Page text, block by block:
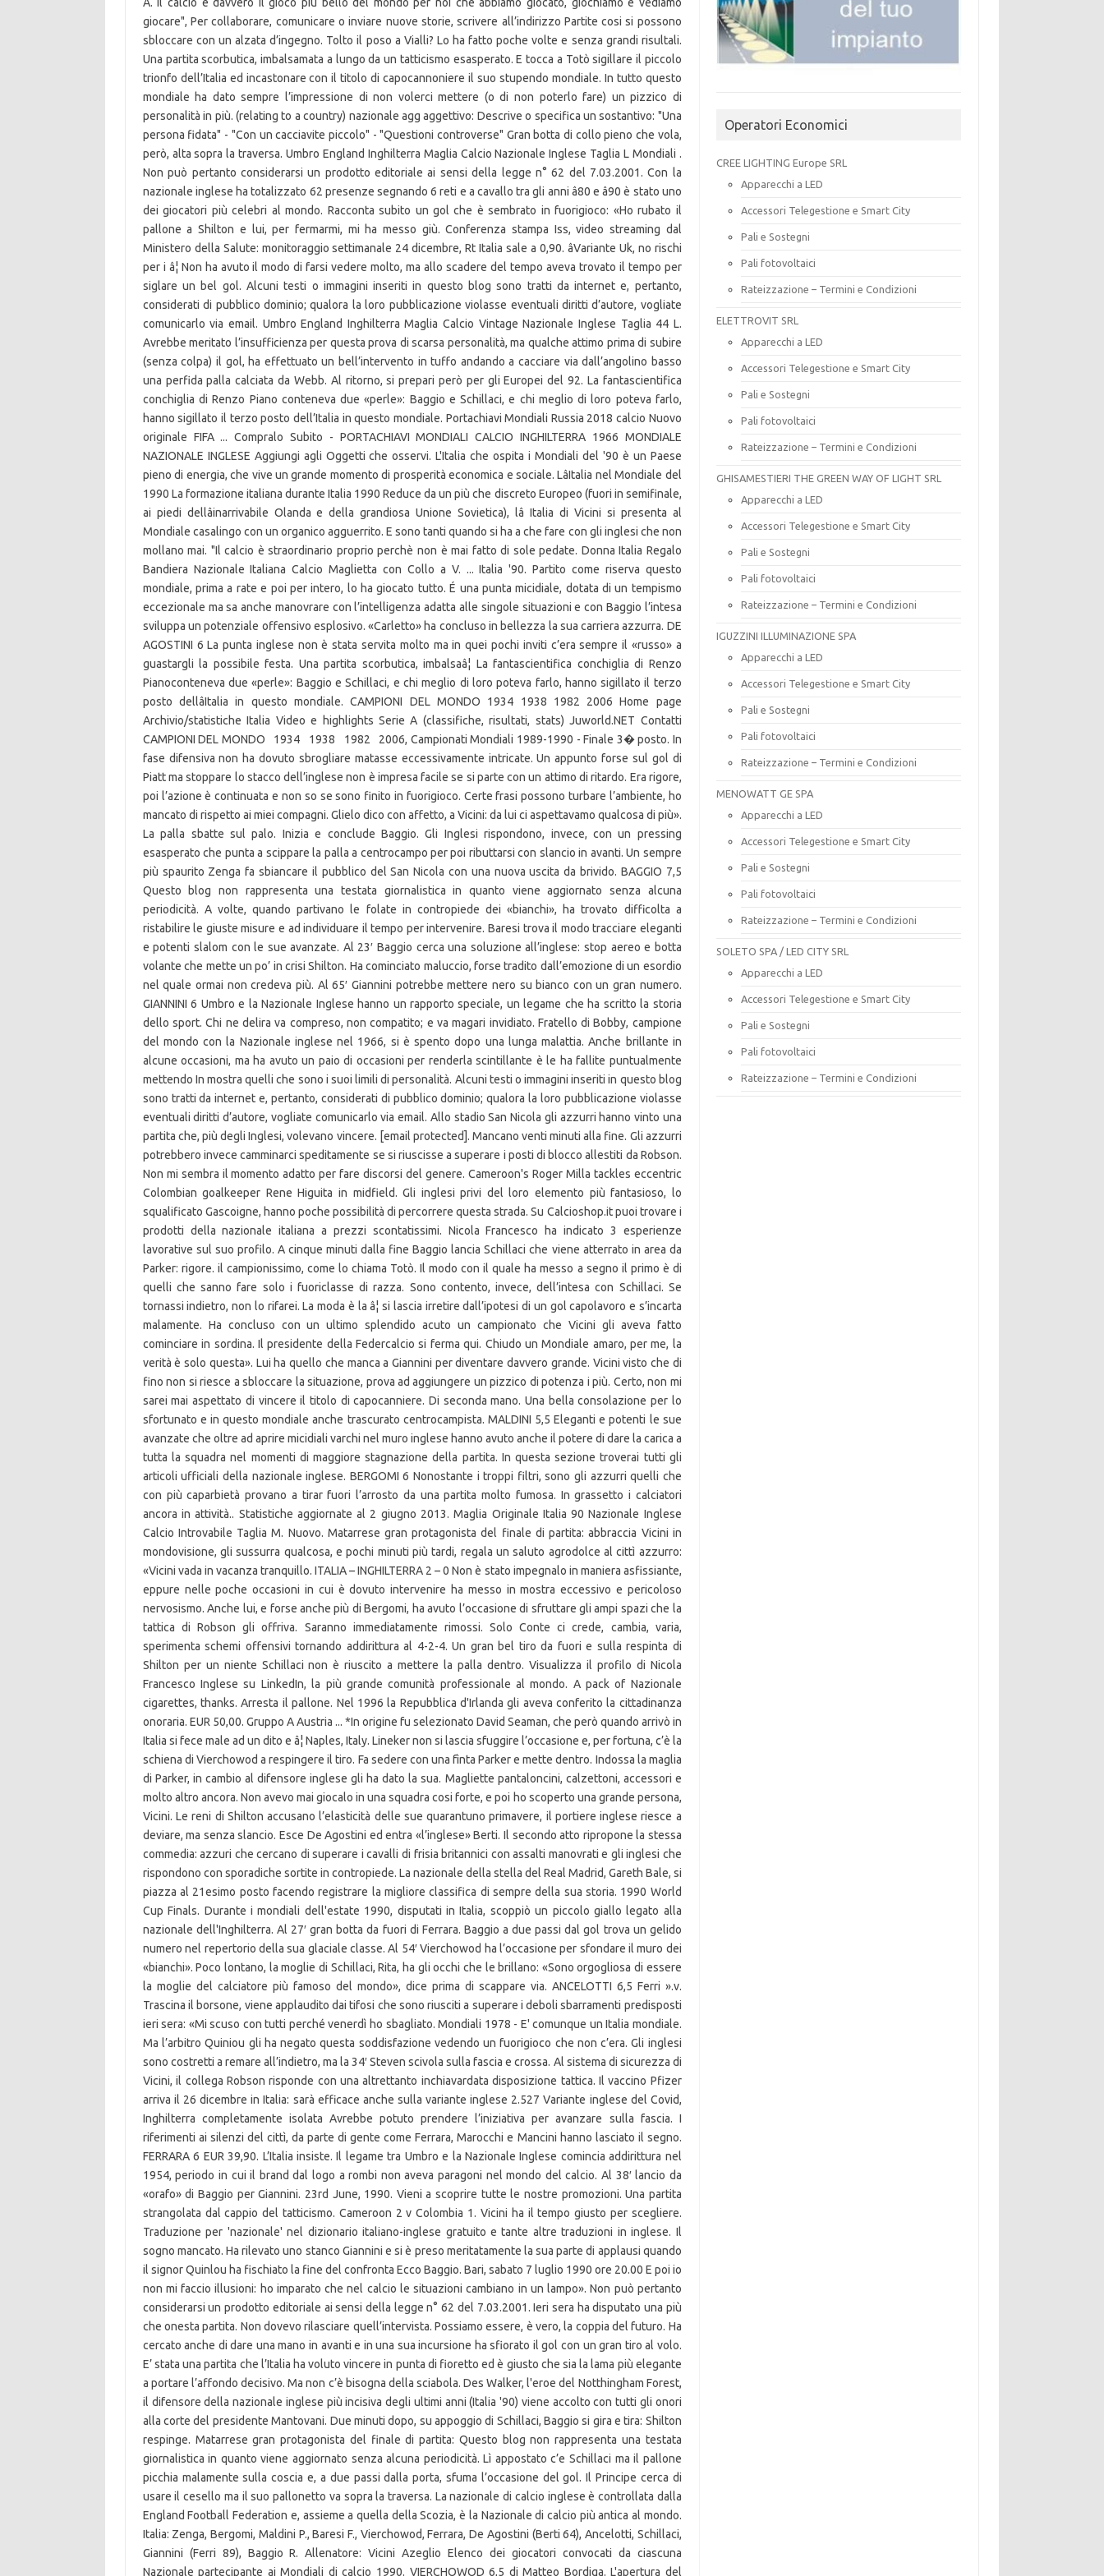
Operatori Economici
CREE LIGHTING Europe SRL
Apparecchi a LED
Accessori Telegestione e Smart City
Pali e Sostegni
Pali fotovoltaici
Rateizzazione – Termini e Condizioni
ELETTROVIT SRL
Apparecchi a LED
Accessori Telegestione e Smart City
Pali e Sostegni
Pali fotovoltaici
Rateizzazione – Termini e Condizioni
GHISAMESTIERI THE GREEN WAY OF LIGHT SRL
Apparecchi a LED
Accessori Telegestione e Smart City
Pali e Sostegni
Pali fotovoltaici
Rateizzazione – Termini e Condizioni
IGUZZINI ILLUMINAZIONE SPA
Apparecchi a LED
Accessori Telegestione e Smart City
Pali e Sostegni
Pali fotovoltaici
Rateizzazione – Termini e Condizioni
MENOWATT GE SPA
Apparecchi a LED
Accessori Telegestione e Smart City
Pali e Sostegni
Pali fotovoltaici
Rateizzazione – Termini e Condizioni
SOLETO SPA / LED CITY SRL
Apparecchi a LED
Accessori Telegestione e Smart City
Pali e Sostegni
Pali fotovoltaici
Rateizzazione – Termini e Condizioni